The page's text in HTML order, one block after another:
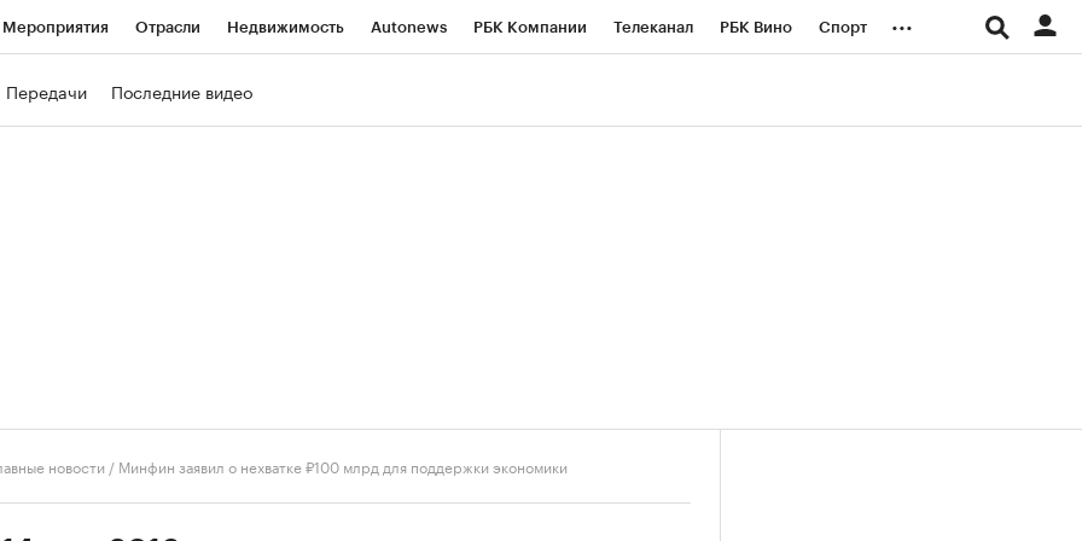
Мероприятия Отрасли Недвижимость Autonews РБК Компании Телеканал РБК Вино Спорт ...
Передачи Последние видео
новости / Минфин заявил о нехватке ₽100 млрд для поддержки экономики